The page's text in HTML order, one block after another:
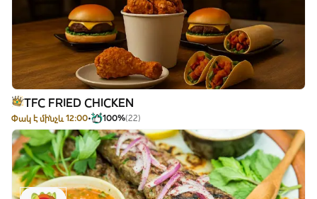
TFC FRIED CHICKEN
Փակ է մինչև 12:00 100%(22)